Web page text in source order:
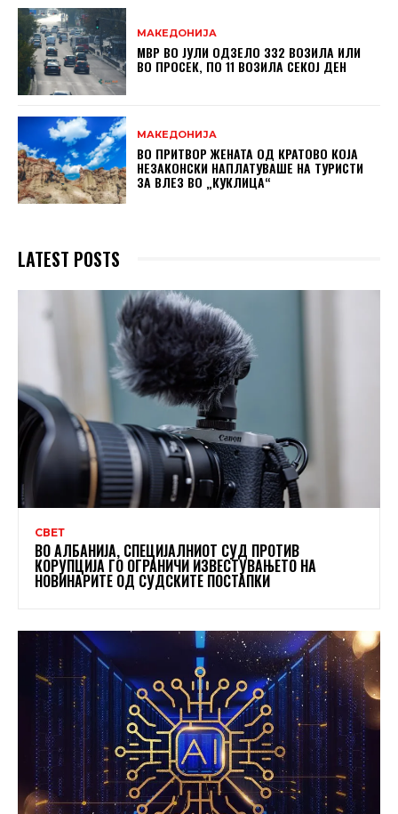
МАКЕДОНИЈА
МВР ВО ЈУЛИ ОДЗЕЛО 332 ВОЗИЛА ИЛИ
ВО ПРОСЕК, ПО 11 ВОЗИЛА СЕКОЈ ДЕН
МАКЕДОНИЈА
ВО ПРИТВОР ЖЕНАТА ОД КРАТОВО КОЈА
НЕЗАКОНСКИ НАПЛАТУВАШЕ НА ТУРИСТИ
ЗА ВЛЕЗ ВО „КУКЛИЦА“
LATEST POSTS
СВЕТ
ВО АЛБАНИЈА, СПЕЦИЈАЛНИОТ СУД ПРОТИВ
КОРУПЦИЈА ГО ОГРАНИЧИ ИЗВЕСТУВАЊЕТО НА
НОВИНАРИТЕ ОД СУДСКИТЕ ПОСТАПКИ